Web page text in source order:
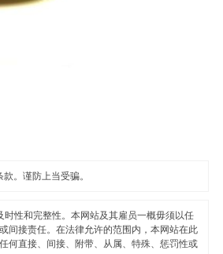
。谨防上当受骗。
性和完整性。本网站及其雇员一概毋须以任
间接责任。在法律允许的范围内，本网站在此
何直接、间接、附带、从属、特殊、惩罚性或